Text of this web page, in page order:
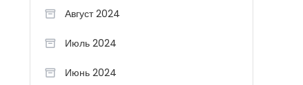
Август 2024
Июль 2024
Июнь 2024